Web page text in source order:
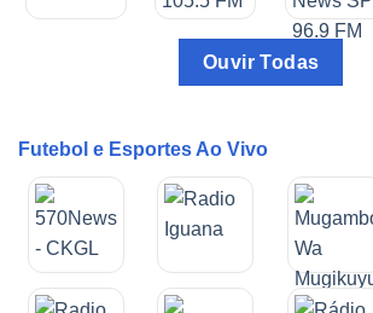
Ouvir Todas
Futebol e Esportes Ao Vivo